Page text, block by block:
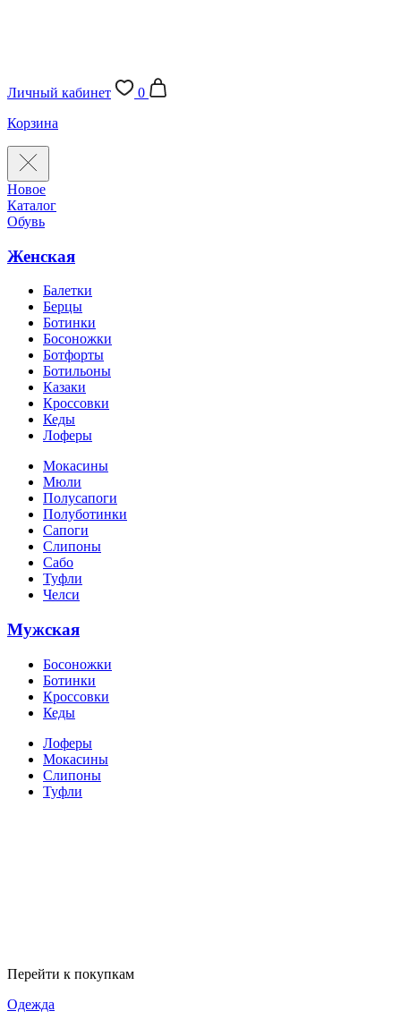
Личный кабинет
0
Корзина
Новое
Каталог
Обувь
Женская
Балетки
Берцы
Ботинки
Босоножки
Ботфорты
Ботильоны
Казаки
Кроссовки
Кеды
Лоферы
Мокасины
Мюли
Полусапоги
Полуботинки
Сапоги
Слипоны
Сабо
Туфли
Челси
Мужская
Босоножки
Ботинки
Кроссовки
Кеды
Лоферы
Мокасины
Слипоны
Туфли
Перейти к покупкам
Одежда